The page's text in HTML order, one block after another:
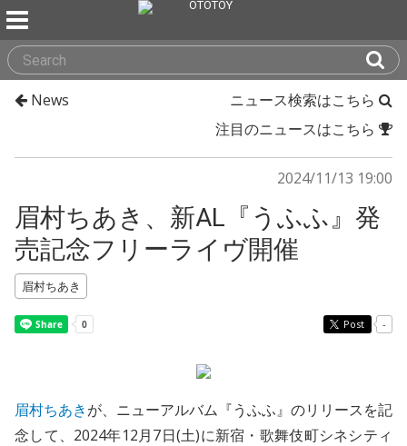
News
ニュース検索はこちら
注目のニュースはこちら
2024/11/13 19:00
眉村ちあき、新AL『うふふ』発
売記念フリーライヴ開催
眉村ちあき
Post -
眉村ちあきが、ニューアルバム『うふふ』のリリースを記
念して、2024年12月7日(土)に新宿・歌舞伎町シネシティ